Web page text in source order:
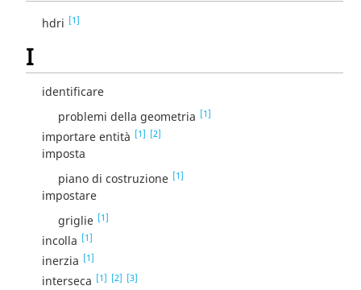
hdri [1]
I
identificare
problemi della geometria [1]
importare entità [1] [2]
imposta
piano di costruzione [1]
impostare
griglie [1]
incolla [1]
inerzia [1]
interseca [1] [2] [3]